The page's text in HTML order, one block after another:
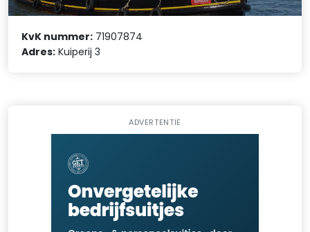
KvK nummer: 71907874
Adres: Kuiperij 3
ADVERTENTIE